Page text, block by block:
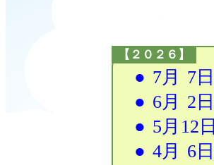
【２０２６】
● 7月 7日
● 6月 2日
● 5月 12日
● 4月 6日